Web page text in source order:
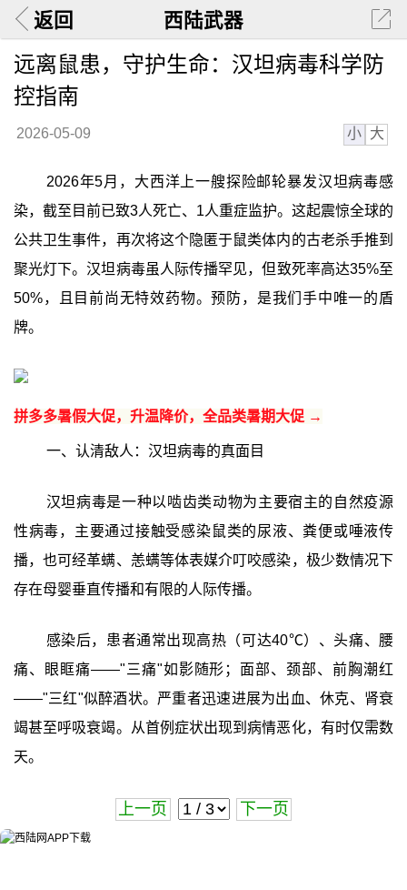
返回 西陆武器
远离鼠患，守护生命：汉坦病毒科学防
控指南
2026-05-09 小 大
2026年5月，大西洋上一艘探险邮轮暴发汉坦病毒感
染，截至目前已致3人死亡、1人重症监护。这起震惊全球的
公共卫生事件，再次将这个隐匿于鼠类体内的古老杀手推到
聚光灯下。汉坦病毒虽人际传播罕见，但致死率高达35%至
50%，且目前尚无特效药物。预防，是我们手中唯一的盾
牌。
拼多多暑假大促，升温降价，全品类暑期大促 →
一、认清敌人：汉坦病毒的真面目
汉坦病毒是一种以啮齿类动物为主要宿主的自然疫源
性病毒，主要通过接触受感染鼠类的尿液、粪便或唾液传
播，也可经革螨、恙螨等体表媒介叮咬感染，极少数情况下
存在母婴垂直传播和有限的人际传播。
感染后，患者通常出现高热（可达40℃）、头痛、腰
痛、眼眶痛——"三痛"如影随形；面部、颈部、前胸潮红
——"三红"似醉酒状。严重者迅速进展为出血、休克、肾衰
竭甚至呼吸衰竭。从首例症状出现到病情恶化，有时仅需数
天。
上一页 下一页